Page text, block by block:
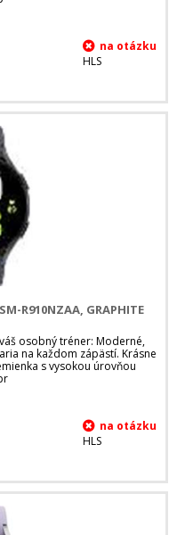
HLS
R910NZAA, GRAPHITE
osobný tréner: Moderné,
na každom zápästí. Krásne
s vysokou úrovňou
HLS